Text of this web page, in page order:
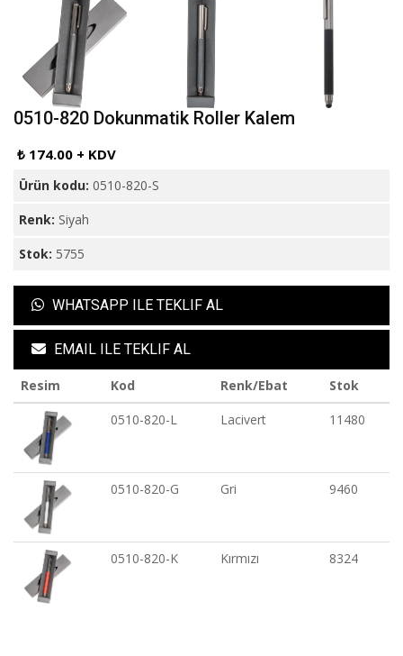
0510-820 Dokunmatik Roller Kalem
₺ 174.00 + KDV
Ürün kodu: 0510-820-S
Renk: Siyah
Stok: 5755
WHATSAPP ILE TEKLIF AL
EMAIL ILE TEKLIF AL
Resim Kod Renk/Ebat
Stok
0510-820-L
Lacivert 11480
0510-820-G Gri 9460
0510-820-K Kırmızı 8324